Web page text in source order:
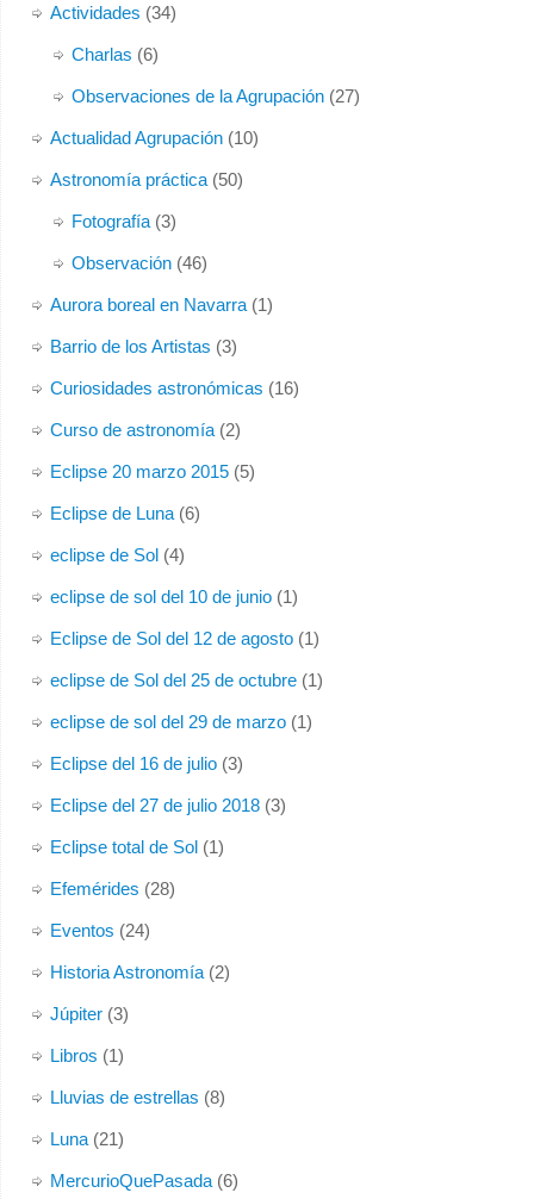
Actividades (34)
Charlas (6)
Observaciones de la Agrupación(27)
Actualidad Agrupación(10)
Astronomía práctica(50)
Fotografía(3)
Observación(46)
Aurora boreal en Navarra(1)
Barrio de los Artistas (3)
Curiosidades astronómicas (16)
Curso de astronomía(2)
Eclipse 20 marzo 2015(5)
Eclipse de Luna(6)
eclipse de Sol(4)
eclipse de sol del 10 de junio(1)
Eclipse de Sol del 12 de agosto(1)
eclipse de Sol del 25 de octubre(1)
eclipse de sol del 29 de marzo(1)
Eclipse del 16 de julio(3)
Eclipse del 27 de julio 2018(3)
Eclipse total de Sol(1)
Efemérides (28)
Eventos (24)
Historia Astronomía(2)
Júpiter(3)
Libros (1)
Lluvias de estrellas (8)
Luna(21)
MercurioQuePasada(6)